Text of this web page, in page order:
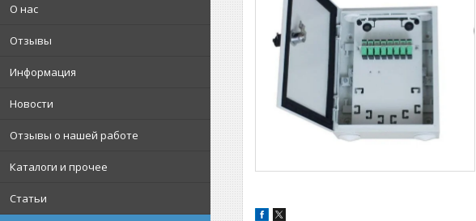
О нас
Отзывы
Информация
Новости
Отзывы о нашей работе
Каталоги и прочее
Статьи